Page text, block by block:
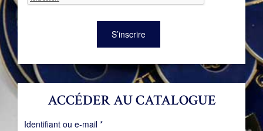
ACCÉDER AU CATALOGUE
Identifiant ou e-mail *Obligatoire
S’inscrire